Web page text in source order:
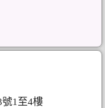
1至4樓